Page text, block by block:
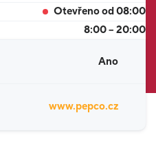
Otevřeno od 08:00
8:00 – 20:00
Ano
www.pepco.cz